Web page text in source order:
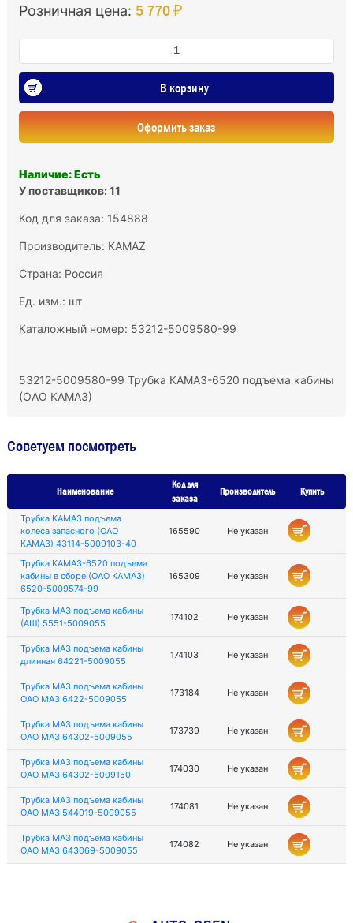
Розничная цена: 5 770 ₽
В корзину
Оформить заказ
Наличие: Есть
У поставщиков: 11
Код для заказа: 154888
Производитель: KAMAZ
Страна: Россия
Ед. изм.: шт
Каталожный номер: 53212-5009580-99
53212-5009580-99 Трубка КАМАЗ-6520 подъема кабины
(ОАО КАМАЗ)
Советуем посмотреть
Наименование
Код для
заказа
Производитель Купить
Трубка КАМАЗ подъема
колеса запасного (ОАО
КАМАЗ) 43114-5009103-40
165590 Не указан
Трубка КАМАЗ-6520 подъема
кабины в сборе (ОАО КАМАЗ)
6520-5009574-99
165309 Не указан
Трубка МАЗ подъема кабины
(АШ) 5551-5009055
174102 Не указан
Трубка МАЗ подъема кабины
длинная 64221-5009055
174103 Не указан
Трубка МАЗ подъема кабины
ОАО МАЗ 6422-5009055
173184 Не указан
Трубка МАЗ подъема кабины
ОАО МАЗ 64302-5009055
173739 Не указан
Трубка МАЗ подъема кабины
ОАО МАЗ 64302-5009150
174030 Не указан
Трубка МАЗ подъема кабины
ОАО МАЗ 544019-5009055
174081 Не указан
Трубка МАЗ подъема кабины
ОАО МАЗ 643069-5009055
174082 Не указан